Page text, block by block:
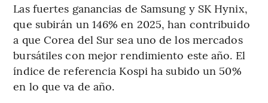
Las fuertes ganancias de Samsung y SK Hynix,
que subirán un 146% en 2025, han contribuido
a que Corea del Sur sea uno de los mercados
bursátiles con mejor rendimiento este año. El
índice de referencia Kospi ha subido un 50%
en lo que va de año.